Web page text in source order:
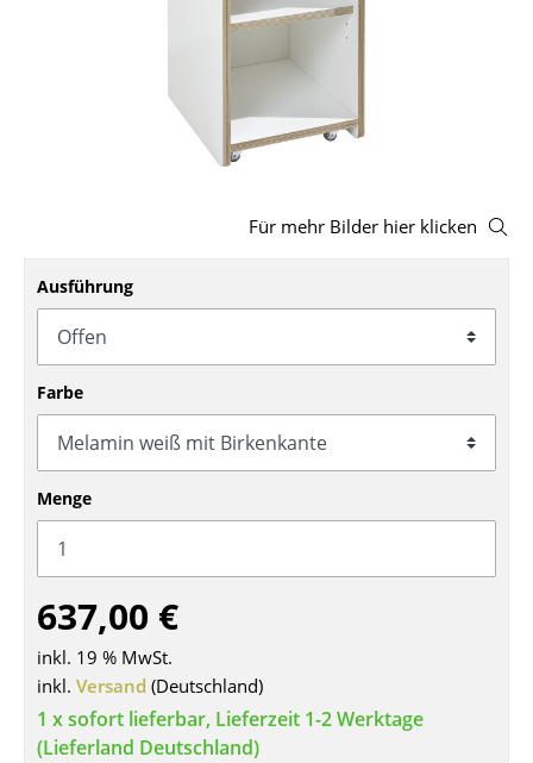
Bürodrehstühle
Konferenzstühle
Bürosessel
... alle Sitzmöbel
Esstische
Beistelltische
Couchtische
Schreibtische
Für mehr Bilder hier klicken
Ausführung
Farbe
Menge
637,00 €
inkl. 19 % MwSt.
inkl. Versand (Deutschland)
1 x sofort lieferbar, Lieferzeit 1-2 Werktage
(Lieferland Deutschland)